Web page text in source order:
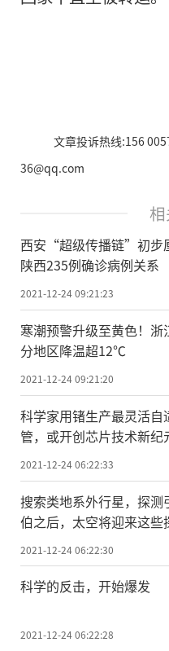
文章投诉热线:156
36@qq.com
西安“超级传播链”初步
陕西235例确诊病例关系
2021-12-24 09:21:23
寒潮预警升级至黄色！浙
分地区降温超12℃
2021-12-24 09:21:20
科学家用锗生产最灵活自
管，或开创芯片技术新纪
2021-12-24 06:22:33
搜索类地系外行星，探测
伯之后，太空将迎来这些
2021-12-24 06:22:30
科学的反击，开始爆发
2021-12-24 06:22:28